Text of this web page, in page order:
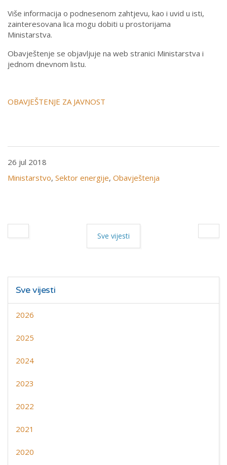
Više informacija o podnesenom zahtjevu, kao i uvid u isti,
zainteresovana lica mogu dobiti u prostorijama
Ministarstva.
Obavještenje se objavljuje na web stranici Ministarstva i
jednom dnevnom listu.
OBAVJEŠTENJE ZA JAVNOST
26 jul 2018
Ministarstvo, Sektor energije, Obavještenja
Sve vijesti
Sve vijesti
2026
2025
2024
2023
2022
2021
2020